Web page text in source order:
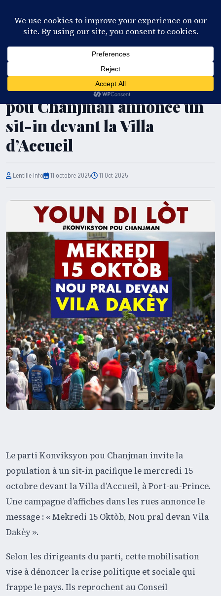
Haïti / Crise : Konviksyon
pou Chanjman annonce un
sit-in devant la Villa
d’Accueil
Lentille Info 11 octobre 2025 11 Oct 2025
Le parti Konviksyon pou Chanjman invite la
population à un sit-in pacifique le mercredi 15
octobre devant la Villa d’Accueil, à Port-au-Prince.
Une campagne d’affiches dans les rues annonce le
message : « Mekredi 15 Oktòb, Nou pral devan Vila
Dakèy ».
Selon les dirigeants du parti, cette mobilisation
vise à dénoncer la crise politique et sociale qui
frappe le pays. Ils reprochent au Conseil